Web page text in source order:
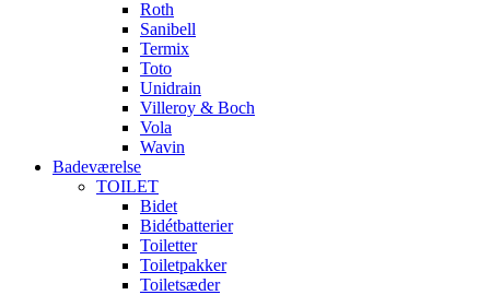
Roth
Sanibell
Termix
Toto
Unidrain
Villeroy & Boch
Vola
Wavin
Badeværelse
TOILET
Bidet
Bidétbatterier
Toiletter
Toiletpakker
Toiletsæder